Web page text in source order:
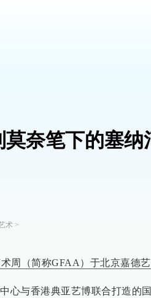
奈笔下的塞纳
术>
周（简称GFAA）于北京嘉德艺
心与香港典亚艺博联合打造的